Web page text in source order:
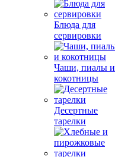
Блюда для
сервировки
Чаши, пиалы и
кокотницы
Десертные
тарелки